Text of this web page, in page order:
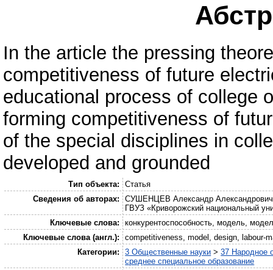
In the article the pressing
competitiveness of future
educational process of college
forming competitiveness of
of the special disciplines in
developed and grounded
Тип объекта:
Статья
Сведения об авторах:
СУШЕНЦЕВ Александр Александрович
ГВУЗ «Криворожский национальный
Ключевые слова:
конкурентоспособность, модель,
Ключевые слова (англ.):
competitiveness, model, design, labour-
Категории:
3 Общественные науки >37 Народное
среднее специальное образование